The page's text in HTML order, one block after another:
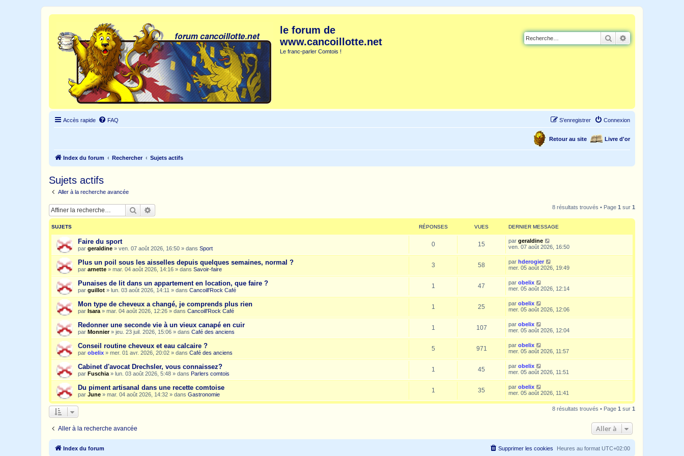
le forum de
www.cancoillotte.net
Le franc-parler Comtois !
Rechercher
Accès rapide FAQ Connexion
S’enregistrer
Livre d'or
Retour au site
Index du forum Rechercher Sujets actifs
Sujets actifs
Aller à la recherche avancée
Rechercher 8 résultats trouvés • Page 1 sur 1
SUJETS RÉPONSES VUES DERNIER MESSAGE
Faire du sport
par geraldine » ven. 07 août 2026, 16:50 » dans Sport
0 15 par geraldine
ven. 07 août 2026, 16:50
Plus un poil sous les aisselles depuis quelques semaines, normal ?
par arnette » mar. 04 août 2026, 14:16 » dans Savoir-faire
3 58 par hderogier
mer. 05 août 2026, 19:49
Punaises de lit dans un appartement en location, que faire ?
par guillot » lun. 03 août 2026, 14:11 » dans Cancoill'Rock Café
1 47 par obelix
mer. 05 août 2026, 12:14
Mon type de cheveux a changé, je comprends plus rien
par Isara » mar. 04 août 2026, 12:26 » dans Cancoill'Rock Café
1 25 par obelix
mer. 05 août 2026, 12:06
Redonner une seconde vie à un vieux canapé en cuir
par Monnier» jeu. 23 juil. 2026, 15:06 » dans Café des anciens
1 107 par obelix
mer. 05 août 2026, 12:04
Conseil routine cheveux et eau calcaire ?
par obelix » mer. 01 avr. 2026, 20:02 » dans Café des anciens
5 971 par obelix
mer. 05 août 2026, 11:57
Cabinet d'avocat Drechsler, vous connaissez?
par Fuschia » lun. 03 août 2026, 5:48 » dans Parlers comtois
1 45 par obelix
mer. 05 août 2026, 11:51
Du piment artisanal dans une recette comtoise
par June » mar. 04 août 2026, 14:32 » dans Gastronomie
1 35 par obelix
mer. 05 août 2026, 11:41
8 résultats trouvés • Page 1 sur 1
Aller à la recherche avancée Aller à
Index du forum Heures au format UTC+02:00
Supprimer les cookies